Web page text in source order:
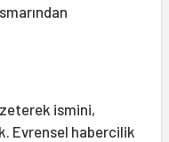
ismini,
Evrensel habercilik